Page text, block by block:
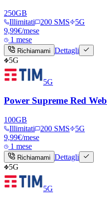
250GB
Illimitati
200 SMS
5G
9,99€/mese
1 mese
Richiamami Dettagli
5G
5G
Power Supreme Red Web
100GB
Illimitati
200 SMS
5G
9,99€/mese
1 mese
Richiamami Dettagli
5G
5G